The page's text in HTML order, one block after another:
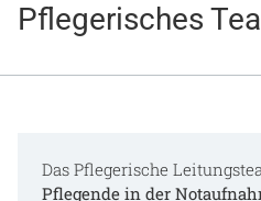
Zuweisende
Beruf & Karriere
Pflegerisches
Das Pflegerische
Pflegende in der